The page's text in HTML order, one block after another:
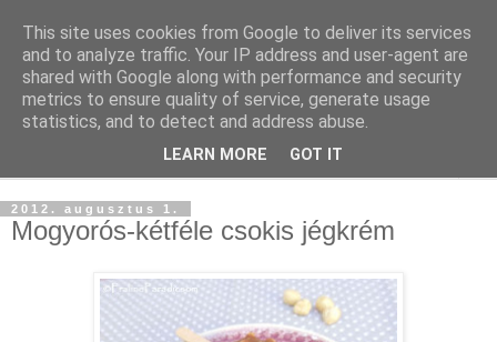
2012. augusztus 1.
Mogyorós-kétféle csokis jégkrém
This site uses cookies from Google to deliver its services
and to analyze traffic. Your IP address and user-agent are
shared with Google along with performance and security
metrics to ensure quality of service, generate usage
statistics, and to detect and address abuse.
LEARN MORE GOT IT